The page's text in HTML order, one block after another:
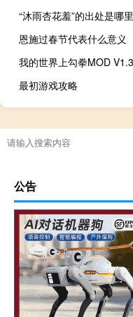
“沐雨杏花羞”的出处是哪里
恩施过春节代表什么意义
最初游戏攻略
公告